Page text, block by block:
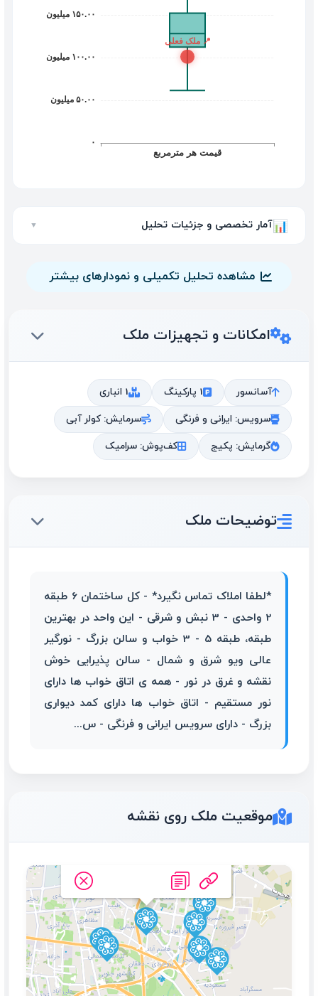
📊 آمار تخصصی و جزئیات تحلیل ▼
مشاهده تحلیل تکمیلی و نمودارهای بیشتر
امکانات و تجهیزات ملک
آسانسور 1 پارکینگ
1 انباری
سرویس: ایرانی و فرنگی
سرمایش: کولر آبی
گرمایش: پکیج
کف‌پوش: سرامیک
توضیحات ملک
*لطفا املاک تماس نگیرد* - کل ساختمان 6 طبقه
2 واحدی - 3 نبش و شرقی - این واحد در بهترین
طبقه، طبقه 5 - 3 خواب و سالن بزرگ - نورگیر
عالی ویو شرق و شمال - سالن پذیرایی خوش
نقشه و غرق در نور - همه ی اتاق خواب ها دارای
نور مستقیم - اتاق خواب ها دارای کمد دیواری
بزرگ - دارای سرویس ایرانی و فرنگی - س...
موقعیت ملک روی نقشه